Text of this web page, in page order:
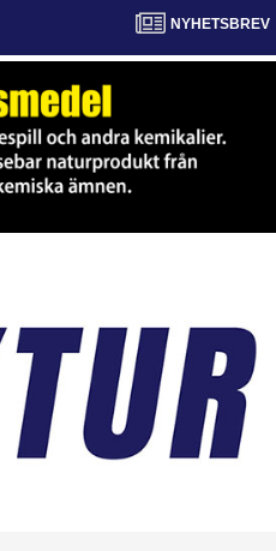
NYHETSBREV